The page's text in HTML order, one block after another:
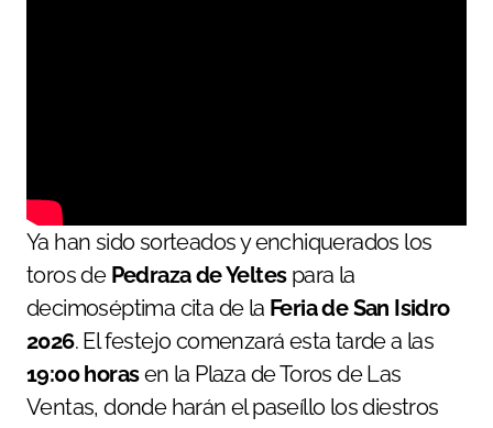
Ya han sido sorteados y enchiquerados los
toros de Pedraza de Yeltespara la
decimoséptima cita de la Feria de San Isidro
2026. El festejo comenzará esta tarde a las
19:00 horasen la Plaza de Toros de Las
Ventas, donde harán el paseíllo los diestros